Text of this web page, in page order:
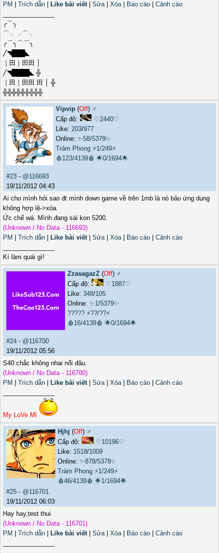
PM
Trích dẫn Like bài viết| Sửa| Xóa| Báo cáo
Cảnh cáo
╭⌒╮
⌒╮╭⌒╮
╭⌒╮⌒⌒╮
╱◥███◣
｜田｜田田 │
╱◥████◣ ╬
｜田｜田田 田 │ ╬
╬╬╬╬╬╬╬╬╬
Vipvip (Off) ♂️
Cấp độ:
♡2440♡
Like:203/977
Online:✨58/5379✨
Trảm Phong ⚡1/249⚡
🩸123/4139🩸 🌟0/1694🌟
#23 - @116693
19/11/2012 04:43
Ai cho mình hỏi sao đt mình down game về trên 1mb là nó bảo ứng dụng
không hợp lệ->xóa.
Ức chế wá. Mình đang sài kon 5200.
(Unknown / No Data - 116693)
PM
Trích dẫn Like bài viết| Sửa| Xóa| Báo cáo
Cảnh cáo
Kí làm quái gì!
ZzasagazZ (Off) ♂️
Cấp độ:
♡1887♡
Like: 348/105
Online: ✨1/5379✨
????? ⚡??/??⚡
🩸16/4139🩸 🌟0/1694🌟
#24 - @116700
19/11/2012 05:56
S40 chắc không nhai nổi đâu.
(Unknown / No Data - 116700)
PM
Trích dẫn Like bài viết| Sửa| Xóa| Báo cáo
Cảnh cáo
My LoVe Ml
Hjhj (Off) ♂️
Cấp độ:
♡10196♡
Like: 1518/1009
Online: ✨878/5379✨
Trảm Phong ⚡1/249⚡
🩸46/4139🩸 🌟1/1694🌟
#25 - @116701
19/11/2012 06:03
Hay hay,test thui
(Unknown / No Data - 116701)
PM
Trích dẫn Like bài viết| Sửa| Xóa| Báo cáo
Cảnh cáo